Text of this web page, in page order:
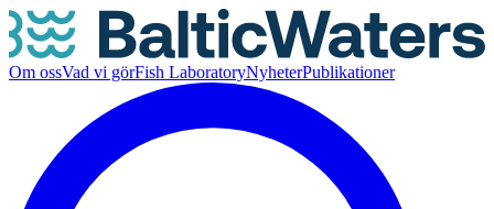
Om ossVad vi görFish LaboratoryNyheterPublikationer